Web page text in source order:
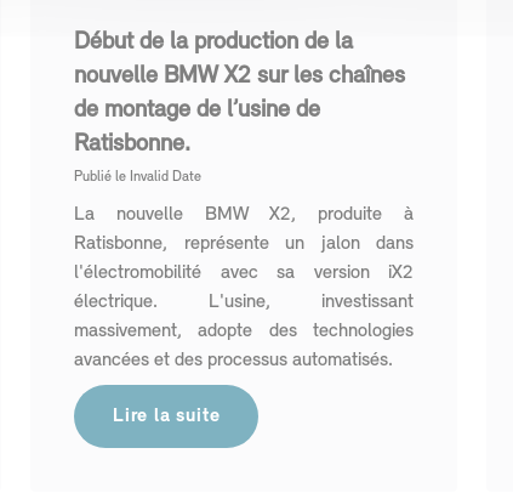
Début de la production de la
nouvelle BMW X2 sur les chaînes
de montage de l’usine de
Ratisbonne.
Publié le Invalid Date
La nouvelle BMW X2, produite à
Ratisbonne, représente un jalon dans
l'électromobilité avec sa version iX2
électrique. L'usine, investissant
massivement, adopte des technologies
avancées et des processus automatisés.
Lire la suite